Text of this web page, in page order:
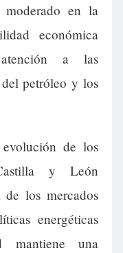
en la
económica
a las
petróleo y los
de los
y León
de los mercados
energéticas
mantiene una